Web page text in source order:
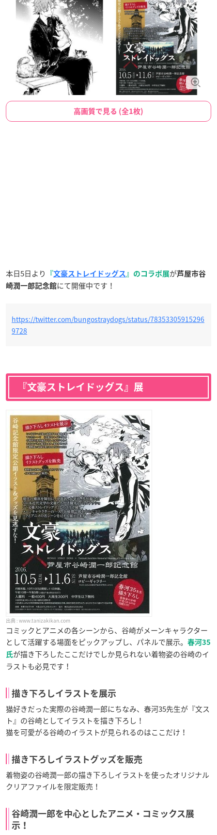
高画質で見る (全1枚)
本日5日より 『文豪ストレイドッグス 』のコラボ展が芦屋市谷
崎潤一郎記念館にて開催中です！
https://twitter.com/bungostraydogs/status/78353305915296
9728
『文豪ストレイドッグス』展
www.tanizakikan.com
コミックとアニメの各シーンから、谷崎がメーンキャラクター
として活躍する場面をピックアップし、パネルで展示。 春河35
氏が描き下ろしたここだけでしか見られない着物姿の谷崎のイ
ラストも必見です！
描き下ろしイラストを展示
猫好きだった実際の谷崎潤一郎にちなみ、春河35先生が『文ス
ト』の谷崎としてイラストを描き下ろし！
猫を可愛がる谷崎のイラストが見られるのはここだけ！
描き下ろしイラストグッズを販売
着物姿の谷崎潤一郎の描き下ろしイラストを使ったオリジナル
クリアファイルを限定販売！
谷崎潤一郎を中心としたアニメ・コミックス展
示！